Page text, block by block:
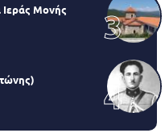
Μονής